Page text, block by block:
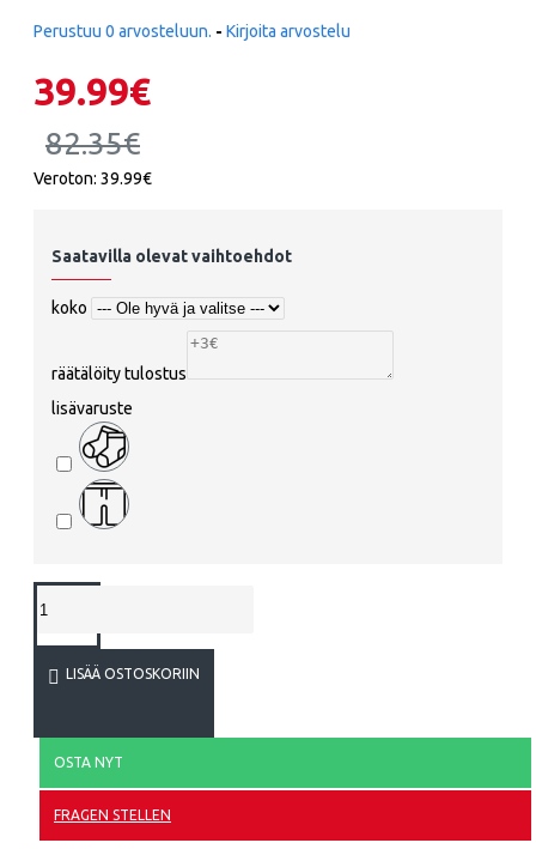
Perustuu 0 arvosteluun. - Kirjoita arvostelu
39.99€
82.35€
Veroton: 39.99€
Saatavilla olevat vaihtoehdot
koko
räätälöity tulostus
lisävaruste
LISÄÄ OSTOSKORIIN
OSTA NYT
FRAGEN STELLEN